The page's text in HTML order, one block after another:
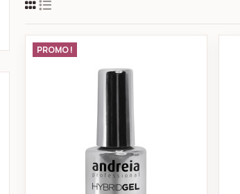
PROMO !